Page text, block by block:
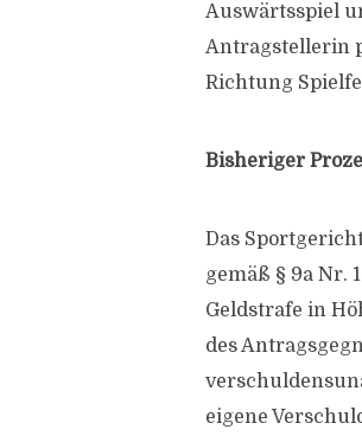
Auswärtsspiel
Antragstellerin
Richtung
Bisheriger
Das
gemäß § 9a Nr.
Geldstrafe in
des
eigene